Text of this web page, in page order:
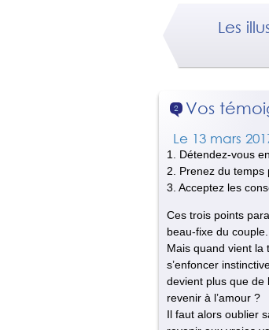
Les
2 Vos
Le 13 mars
1. Détendez-vous
2. Prenez du temps
3. Acceptez les
Ces trois points
beau-fixe du couple.
Mais quand vient la
s’enfoncer
devient plus que de
revenir à l’amour ?
Il faut alors oublier